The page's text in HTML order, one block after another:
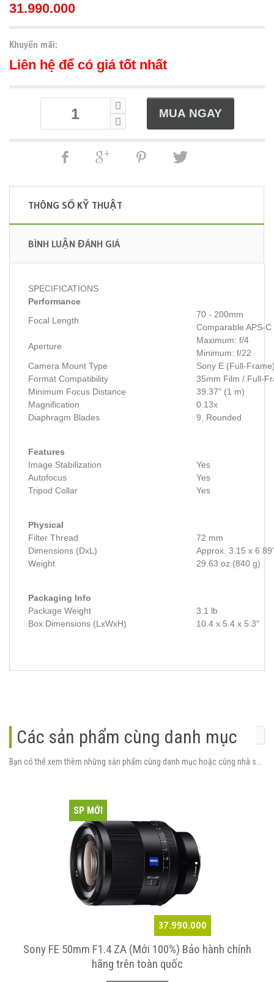
31.990.000
Khuyến mãi:
Liên hệ để có giá tốt nhất
THÔNG SỐ KỸ THUẬT
BÌNH LUẬN ĐÁNH GIÁ
SPECIFICATIONS
Performance
Focal Length
70 - 200mm
Comparable APS-
Aperture
Maximum: f/4
Minimum: f/22
Camera Mount Type
Sony E (Full-
Format Compatibility
35mm Film / Full-
Minimum Focus Distance
39.37" (1 m)
Magnification
0.13x
Diaphragm Blades
9, Rounded
Features
Image Stabilization
Yes
Autofocus
Yes
Tripod Collar
Yes
Physical
Filter Thread
72 mm
Dimensions (DxL)
Approx. 3.15 x
Weight
29.63 oz (840 g)
Packaging Info
Package Weight
3.1 lb
Box Dimensions (LxWxH)
10.4 x 5.4 x 5.3"
Các sản phẩm cùng danh mục
37.990.000
SP MỚI
Sony FE 50mm F1.4 ZA (Mới 100%) Bảo hành chính
hãng trên toàn quốc